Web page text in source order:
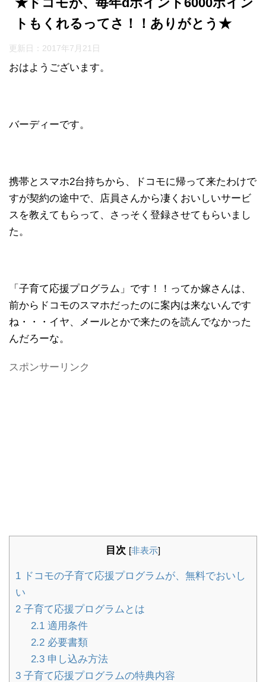
トもくれるってさ！！ありがとう★
更新日： 2017年7月21日
おはようございます。
バーディーです。
携帯とスマホ2台持ちから、ドコモに帰って来たわけで
すが契約の途中で、店員さんから凄くおいしいサービ
スを教えてもらって、さっそく登録させてもらいまし
た。
「子育て応援プログラム」です！！ってか嫁さんは、
前からドコモのスマホだったのに案内は来ないんです
ね・・・イヤ、メールとかで来たのを読んでなかった
んだろーな。
スポンサーリンク
目次 [非表示]
1 ドコモの子育て応援プログラムが、無料でおいし
い
2 子育て応援プログラムとは
2.1適用条件
2.2必要書類
2.3申し込み方法
3 子育て応援プログラムの特典内容